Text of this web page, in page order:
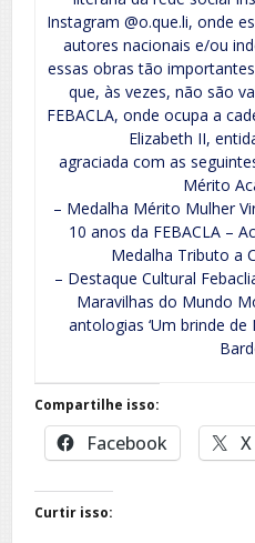
Instagram @o.que.li, onde
autores nacionais e/ou
essas obras tão
que, às vezes, não são
FEBACLA, onde ocupa a
Elizabeth II,
agraciada com as
Mérito
– Medalha Mérito Mulher
10 anos da FEBACLA –
Medalha Tributo a
– Destaque Cultural
Maravilhas do Mundo
antologias ‘Um brinde de
Compartilhe isso:
Facebook X
Curtir isso: